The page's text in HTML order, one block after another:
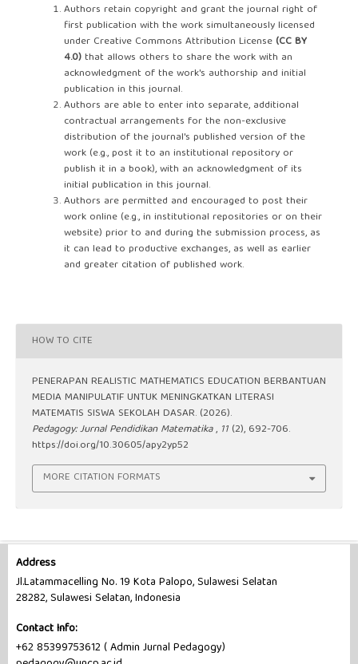
Authors retain copyright and grant the journal right of
first publication with the work simultaneously licensed
under Creative Commons Attribution License (CC BY
4.0)that allows others to share the work with an
acknowledgment of the work's authorship and initial
publication in this journal.
Authors are able to enter into separate, additional
contractual arrangements for the non-exclusive
distribution of the journal's published version of the
work (e.g., post it to an institutional repository or
publish it in a book), with an acknowledgment of its
initial publication in this journal.
Authors are permitted and encouraged to post their
work online (e.g., in institutional repositories or on their
website) prior to and during the submission process, as
it can lead to productive exchanges, as well as earlier
and greater citation of published work.
HOW TO CITE
PENERAPAN REALISTIC MATHEMATICS EDUCATION BERBANTUAN
MEDIA MANIPULATIF UNTUK MENINGKATKAN LITERASI
MATEMATIS SISWA SEKOLAH DASAR. (2026).
Pedagogy: Jurnal Pendidikan Matematika, 11 (2), 692-706.
https://doi.org/10.30605/apy2yp52
MORE CITATION FORMATS
Address
Jl.Latammacelling No. 19 Kota Palopo, Sulawesi Selatan
28282, Sulawesi Selatan, Indonesia
Contact Info:
+62 85399753612 ( Admin Jurnal Pedagogy)